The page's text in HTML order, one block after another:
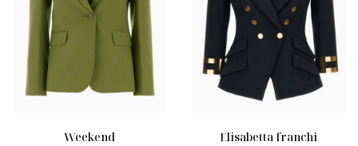
weekend elisabetta franchi